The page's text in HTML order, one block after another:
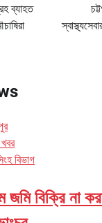
ব্যাহত
বিভাগ
জমি বিক্রি না